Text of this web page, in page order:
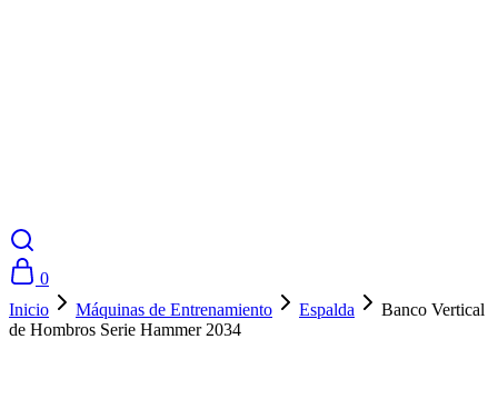
0
Inicio
Máquinas de Entrenamiento Espalda
Banco Vertical
de Hombros Serie Hammer 2034